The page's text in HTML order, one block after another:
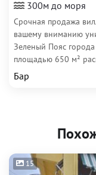
300м до моря
Срочная продажа
вашему вниманию
Зеленый Пояс
площадью 650 м²
Бар
15